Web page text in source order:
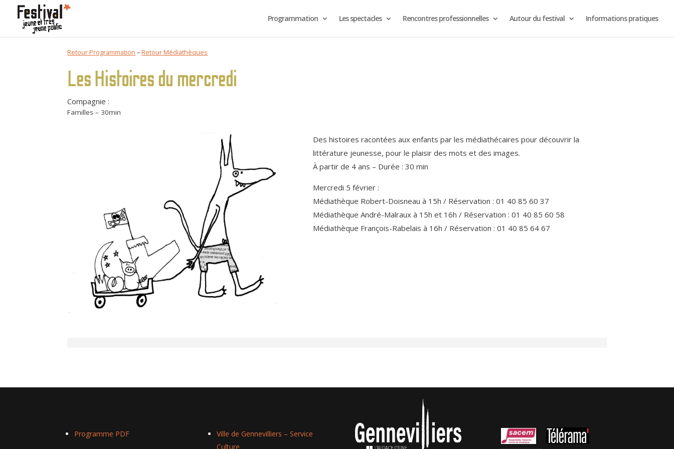
Programmation Les spectacles Rencontres professionnelles Autour du festival Informations pratiques
Retour Programmation –Retour Médiathèques
Les Histoires du mercredi
Compagnie :
Familles – 30min
Des histoires racontées aux enfants par les médiathécaires pour découvrir la
littérature jeunesse, pour le plaisir des mots et des images.
À partir de 4 ans – Durée : 30 min
Mercredi 5 février :
Médiathèque Robert-Doisneau à 15h / Réservation : 01 40 85 60 37
Médiathèque André-Malraux à 15h et 16h / Réservation : 01 40 85 60 58
Médiathèque François-Rabelais à 16h / Réservation : 01 40 85 64 67
Programme PDF
Ville de Gennevilliers – Service
Culture